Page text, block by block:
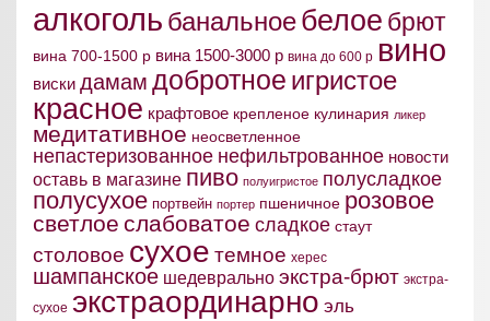
алкоголь банальноебелое брют
вина 700-1500 р вина 1500-3000 р вина до 600 р вино
виски дамам добротное игристое
красное крафтовое крепленое кулинария ликер
медитативное неосветленное
непастеризованное нефильтрованное новости
оставь в магазине пиво полуигристое полусладкое
полусухое портвейн портер пшеничное розовое
светлое слабоватое сладкое стаут
столовое сухое темное херес
шампанское шедеврально экстра-брют экстра-
сухое экстраординарно эль